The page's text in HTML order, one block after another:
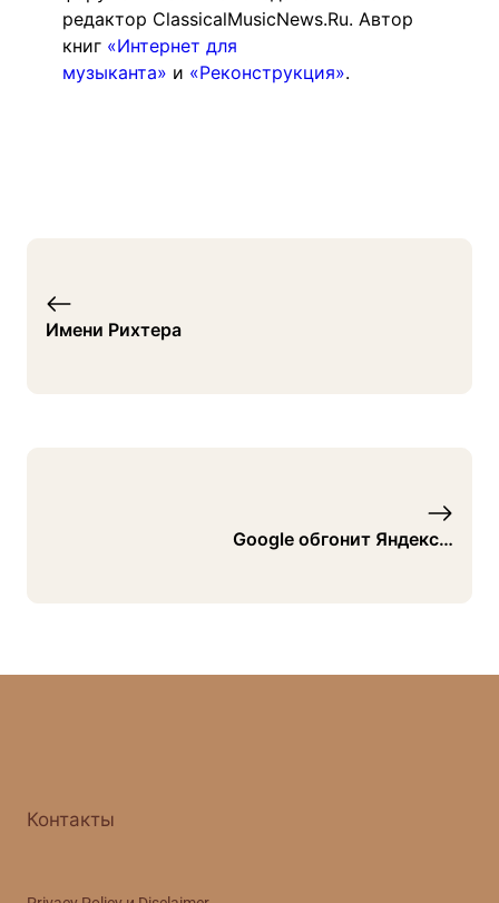
редактор ClassicalMusicNews.Ru. Автор
книг «Интернет для
музыканта» и «Реконструкция».
Имени Рихтера
Google обгонит Яндекс…
Контакты